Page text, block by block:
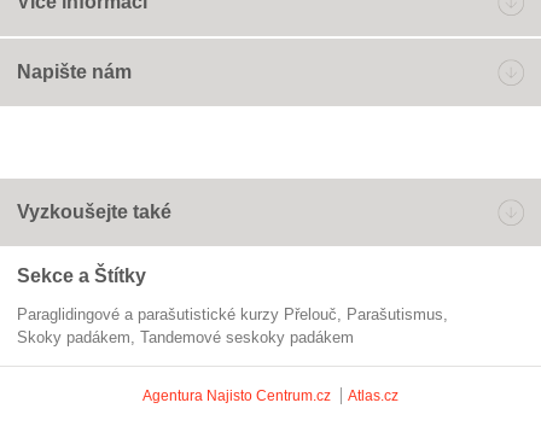
Napište nám
Vyzkoušejte také
Sekce a Štítky
Paraglidingové a parašutistické kurzy Přelouč
parašutismus
Skoky padákem
tandemové seskoky padákem
Agentura Najisto Centrum.cz Atlas.cz